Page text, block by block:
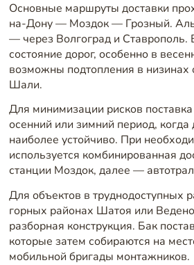
Основные маршруты доставки
на-Дону — Моздок — Грозный.
— через Волгоград и Ставрополь.
состояние дорог, особенно в
возможны подтопления в низинах
Шали.
Для минимизации рисков
осенний или зимний период,
наиболее устойчиво. При
используется комбинированная
станции Моздок, далее —
Для объектов в труднодоступных
горных районах Шатоя или
разборная конструкция. Бак
которые затем собираются на
мобильной бригады монтажников.